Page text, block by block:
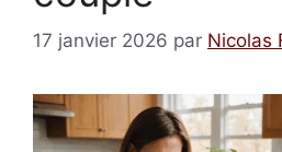
17 janvier 2026 par Nicolas